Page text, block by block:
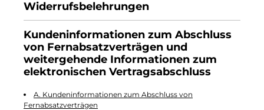
Widerrufsbelehrungen
Kundeninformationen zum Abschluss
von Fernabsatzverträgen und
weitergehende Informationen zum
elektronischen Vertragsabschluss
A. Kundeninformationen zum Abschluss von
Fernabsatzverträgen